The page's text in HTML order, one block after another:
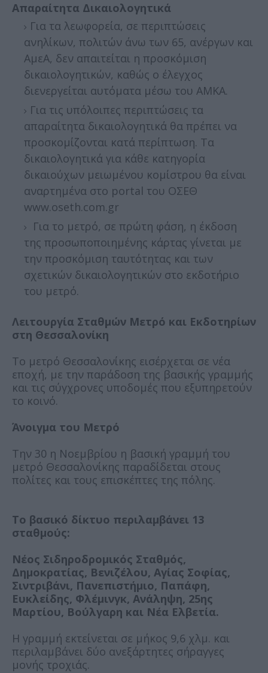
Απαραίτητα Δικαιολογητικά
Για τα λεωφορεία, σε περιπτώσεις
ανηλίκων, πολιτών άνω των 65, ανέργων και
ΑμεΑ, δεν απαιτείται η προσκόμιση
δικαιολογητικών, καθώς ο έλεγχος
διενεργείται αυτόματα μέσω του ΑΜΚΑ.
Για τις υπόλοιπες περιπτώσεις τα
απαραίτητα δικαιολογητικά θα πρέπει να
προσκομίζονται κατά περίπτωση. Τα
δικαιολογητικά για κάθε κατηγορία
δικαιούχων μειωμένου κομίστρου θα είναι
αναρτημένα στο portal του ΟΣΕΘ
www.oseth.com.gr
Για το μετρό, σε πρώτη φάση, η έκδοση
της προσωποποιημένης κάρτας γίνεται με
την προσκόμιση ταυτότητας και των
σχετικών δικαιολογητικών στο εκδοτήριο
του μετρό.
Λειτουργία Σταθμών Μετρό και Εκδοτηρίων
στη Θεσσαλονίκη
Το μετρό Θεσσαλονίκης εισέρχεται σε νέα
εποχή, με την παράδοση της βασικής γραμμής
και τις σύγχρονες υποδομές που εξυπηρετούν
το κοινό.
Άνοιγμα του Μετρό
Την 30 η Νοεμβρίου η βασική γραμμή του
μετρό Θεσσαλονίκης παραδίδεται στους
πολίτες και τους επισκέπτες της πόλης.
Το βασικό δίκτυο περιλαμβάνει 13
σταθμούς:
Νέος Σιδηροδρομικός Σταθμός,
Δημοκρατίας, Βενιζέλου, Αγίας Σοφίας,
Σιντριβάνι, Πανεπιστήμιο, Παπάφη,
Ευκλείδης, Φλέμινγκ, Ανάληψη, 25ης
Μαρτίου, Βούλγαρη και Νέα Ελβετία.
Η γραμμή εκτείνεται σε μήκος 9,6 χλμ. και
περιλαμβάνει δύο ανεξάρτητες σήραγγες
μονής τροχιάς.